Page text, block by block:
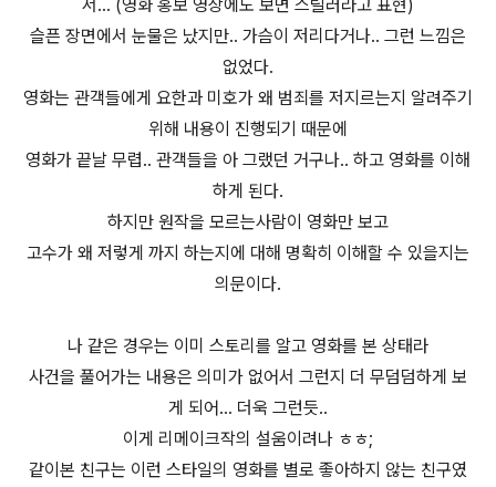
서... (영화 홍보 영상에도 보면 스릴러라고 표현)
슬픈 장면에서 눈물은 났지만.. 가슴이 저리다거나.. 그런 느낌은
없었다.
영화는 관객들에게 요한과 미호가 왜 범죄를 저지르는지 알려주기
위해 내용이 진행되기 때문에
영화가 끝날 무렵.. 관객들을 아 그랬던 거구나.. 하고 영화를 이해
하게 된다.
하지만 원작을 모르는사람이 영화만 보고
고수가 왜 저렇게 까지 하는지에 대해 명확히 이해할 수 있을지는
의문이다.
나 같은 경우는 이미 스토리를 알고 영화를 본 상태라
사건을 풀어가는 내용은 의미가 없어서 그런지 더 무덤덤하게 보
게 되어... 더욱 그런듯..
이게 리메이크작의 설움이려나 ㅎㅎ;
같이본 친구는 이런 스타일의 영화를 별로 좋아하지 않는 친구였